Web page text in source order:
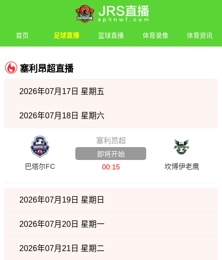
首页 足球直播 篮球直播 体育录像 体育资讯
塞利昂超直播
2026年07月17日 星期五
2026年07月18日 星期六
巴塔尔FC
塞利昂超
即将开始
00:15
坎博伊老鹰
2026年07月19日 星期日
2026年07月20日 星期一
2026年07月21日 星期二